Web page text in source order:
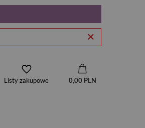
Listy zakupowe 0,00 PLN